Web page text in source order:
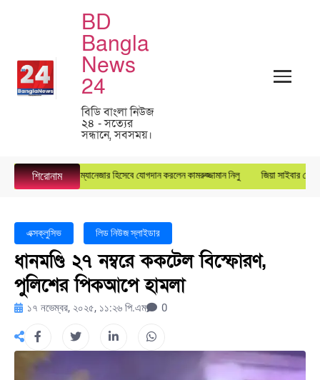
BD
Bangla
News
24
বিডি বাংলা নিউজ
২৪ - সত্যের
সন্ধানে, সবসময়।
শিরোনাম
গ্রুপে জেনারেল ম্যানেজার হিসেবে যোগদান করলেন কামরুজ্জামান নিলু জিয়া সাইবার
এক্সক্লুসিভ লিড নিউজ স্লাইডার
ধানমণ্ডি ২৭ নম্বরে ককটেল বিস্ফোরণ,
পুলিশের পিকআপে হামলা
১৭ নভেম্বর, ২০২৫, ১১:২৬ পি.এম 0